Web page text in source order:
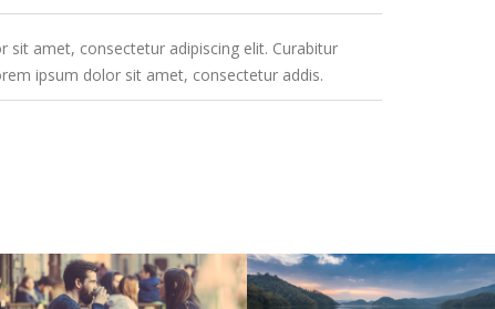
amet, consectetur adipiscing elit. Curabitur
ipsum dolor sit amet, consectetur addis.